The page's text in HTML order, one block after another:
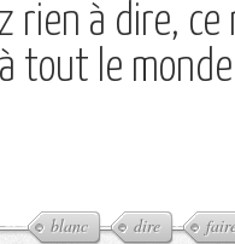
rien à dire,
tout le
blanc dire